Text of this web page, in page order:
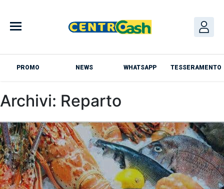
content
PROMO NEWS WHATSAPP TESSERAMENTO
Archivi: Reparto